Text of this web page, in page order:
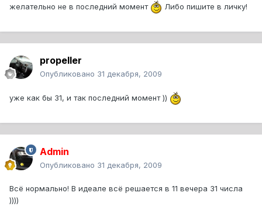
желательно не в последний момент
Либо пишите в личку!
propeller
Опубликовано 31 декабря, 2009
уже как бы 31, и так последний момент ))
Admin
Опубликовано 31 декабря, 2009
Всё нормально! В идеале всё решается в 11 вечера 31 числа
))))